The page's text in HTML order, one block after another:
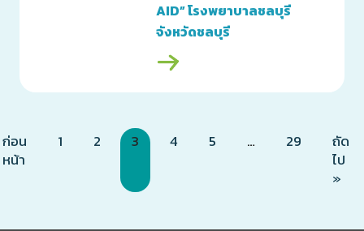
AID” โรงพยาบาลชลบุรี
จังหวัดชลบุรี
ก่อน
หน้า
1 2 3 4 5 … 29
ถัด
ไป
»